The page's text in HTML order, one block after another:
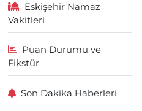
Eskişehir Namaz
Vakitleri
Puan Durumu ve
Fikstür
Son Dakika Haberleri